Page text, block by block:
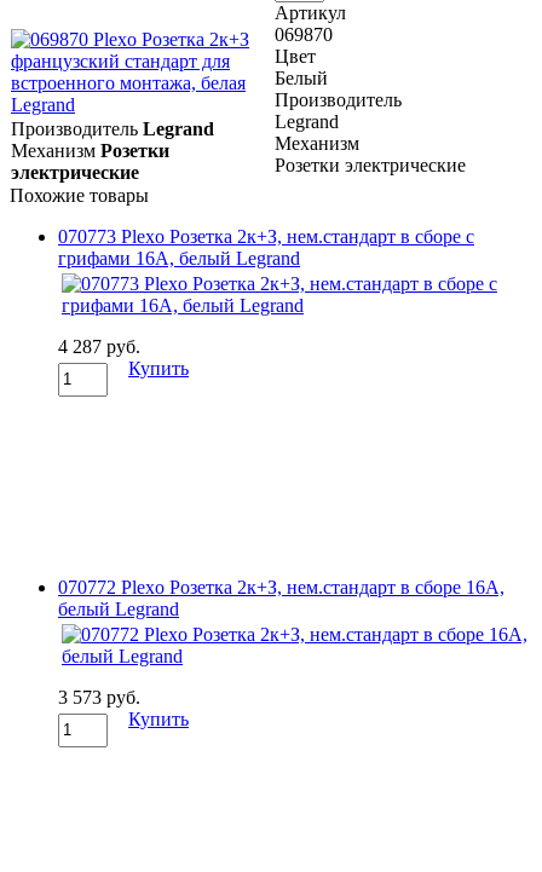
Артикул
069870
Цвет
Белый
Производитель
Legrand
Механизм
Розетки электрические
Производитель Legrand
Механизм Розетки
электрические
Похожие товары
070773 Plexo Розетка 2к+З, нем.стандарт в сборе с
грифами 16А, белый Legrand
4 287 руб.
Купить
070772 Plexo Розетка 2к+З, нем.стандарт в сборе 16А,
белый Legrand
3 573 руб.
Купить